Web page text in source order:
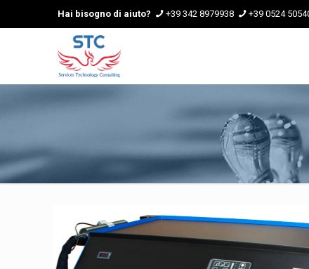
Hai bisogno di aiuto? +39 342 8979938 +39 0524